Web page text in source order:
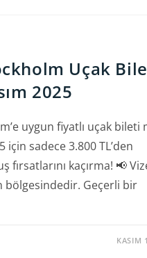
Uçak
2025
uygun fiyatlı uçak bileti
için sadece 3.800 TL’den
fırsatlarını kaçırma! 📢
bölgesindedir. Geçerli bir
KASIM